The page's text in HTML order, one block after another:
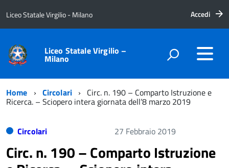
Liceo Statale Virgilio - Milano Accedi
Liceo Statale Virgilio –
Milano
Home Circolari Circ. n. 190 – Comparto Istruzione e
Ricerca. – Sciopero intera giornata dell’8 marzo 2019
Circolari 27 Febbraio 2019
Circ. n. 190 – Comparto Istruzione